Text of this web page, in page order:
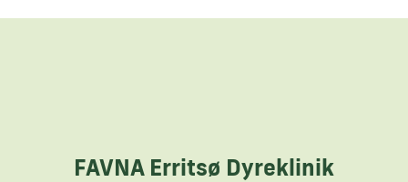
FAVNA Erritsø Dyreklinik